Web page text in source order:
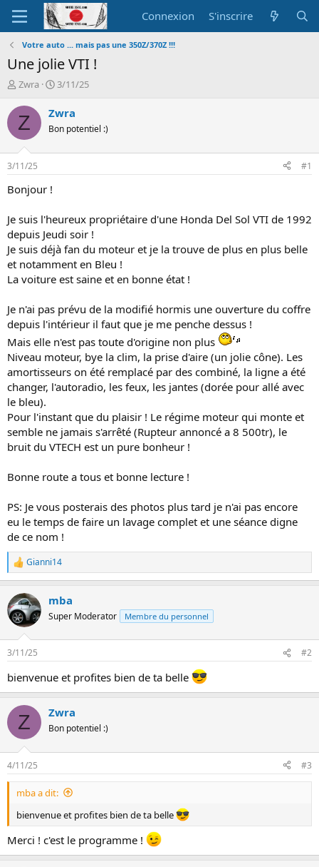
Connexion S'inscrire
Votre auto ... mais pas une 350Z/370Z !!!
Une jolie VTI !
A
t
e
r
d
e
l
i
s
c
u
s
o
n
Zwra
D
t
d
é
3/11/25
Z Zwra
Bon potentiel :)
3/11/25 #1
Bonjour !
Je suis l'heureux propriétaire d'une Honda Del Sol VTI de 1992
depuis Jeudi soir !
Je suis déjà fan du moteur et je la trouve de plus en plus belle
et notamment en Bleu !
La voiture est saine et en bonne état !
Je n'ai pas prévu de la modifié hormis une ouverture du coffre
depuis l'intérieur il faut que je me penche dessus !
Mais elle n'est pas toute d'origine non plus
Niveau moteur, bye la clim, la prise d'aire (un jolie cône). Les
amortisseurs on été remplacé par des combiné, la ligne a été
changer, l'autoradio, les feux, les jantes (dorée pour allé avec
le bleu).
Pour l'instant que du plaisir ! Le régime moteur qui monte et
semble ne jamais s'arrêté (Rupteur annoncé a 8 500tr), le
bruit du VTECH est un pure bonheur !
Bonne route a tous et bonne lecture !
PS: Je vous posterais des photos plus tard je n'ai pas encore
eu le temps de faire un lavage complet et une séance digne
de ce nom !
L
e
r
é
a
i
n
s
Gianni14
mba
Super Moderator Membre du personnel
3/11/25 #2
bienvenue et profites bien de ta belle
Z Zwra
Bon potentiel :)
4/11/25 #3
mba a dit:
bienvenue et profites bien de ta belle
Merci ! c'est le programme !